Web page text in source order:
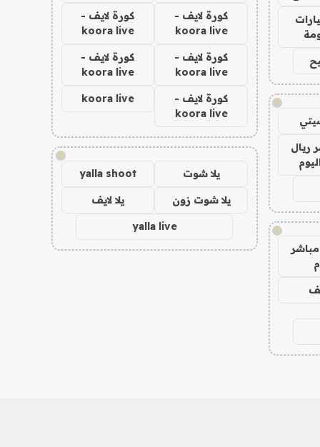
!
ريال
!
كورة لايف -
koora live
كورة لايف -
koora live
كورة لايف -
koora live
كورة لايف -
koora live
كورة لايف -
koora live
koora live
!
يلا شوت yalla shoot
يلا شوت زون يلا لايف
yalla live